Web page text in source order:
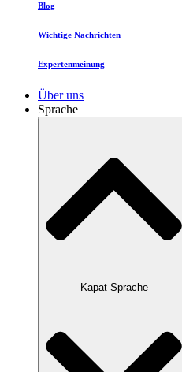
Blog
Wichtige Nachrichten
Expertenmeinung
Über uns
Sprache
Kapat Sprache